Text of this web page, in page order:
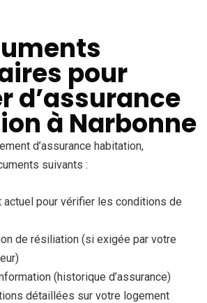
pour
d’assurance
à Narbonne
d’assurance habitation,
suivants :
actuel pour vérifier les conditions de
de résiliation (si exigée par votre
(historique d’assurance)
détaillées sur votre logement